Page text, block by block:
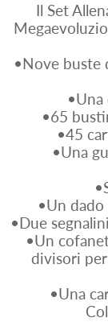
Il Set
•Nove buste
•65
•45
•Una
•Un
•Due
•Un
divisori
•Una